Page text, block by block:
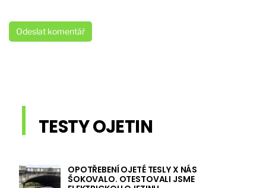
TESTY OJETIN
OPOTŘEBENÍ OJETÉ TESLY X NÁS
ŠOKOVALO. OTESTOVALI JSME